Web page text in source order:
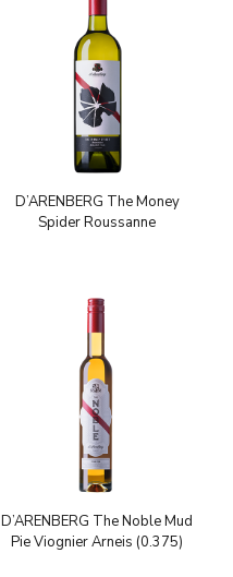
D’ARENBERG The Money
Spider Roussanne
D’ARENBERG The Noble Mud
Pie Viognier Arneis (0.375)